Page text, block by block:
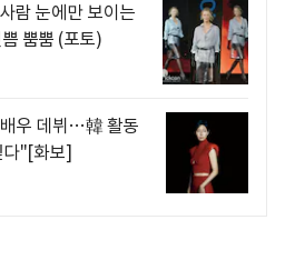
람 눈에만 보이는
뿜뿜 (포토)
우 데뷔…韓 활동
다"[화보]